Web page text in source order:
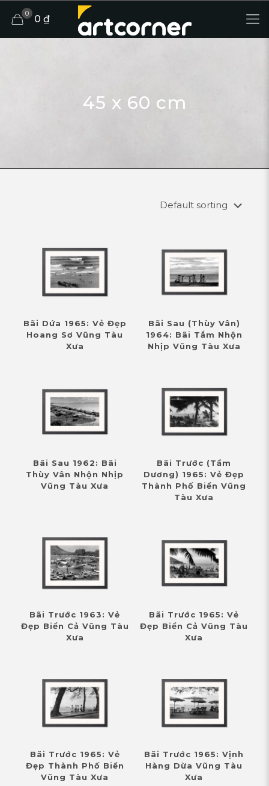
0 0 ₫
45 x 60 cm
Bãi Dứa 1965: Vẻ Đẹp
Hoang Sơ Vũng Tàu
Xưa
Bãi Sau (Thùy Vân)
1964: Bãi Tắm Nhộn
Nhịp Vũng Tàu Xưa
Bãi Sau 1962: Bãi
Thùy Vân Nhộn Nhịp
Vũng Tàu Xưa
Bãi Trước (Tầm
Dương) 1965: Vẻ Đẹp
Thành Phố Biển Vũng
Tàu Xưa
Bãi Trước 1963: Vẻ
Đẹp Biển Cả Vũng Tàu
Xưa
Bãi Trước 1965: Vẻ
Đẹp Biển Cả Vũng Tàu
Xưa
Bãi Trước 1965: Vẻ
Đẹp Thành Phố Biển
Vũng Tàu Xưa
Bãi Trước 1965: Vịnh
Hàng Dừa Vũng Tàu
Xưa